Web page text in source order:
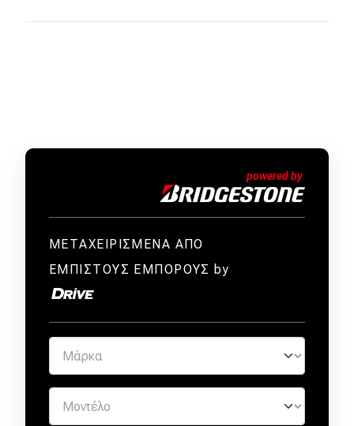
ΜΕΤΑΧΕΙΡΙΣΜΕΝΑ ΑΠΟ
ΕΜΠΙΣΤΟΥΣ ΕΜΠΟΡΟΥΣ by